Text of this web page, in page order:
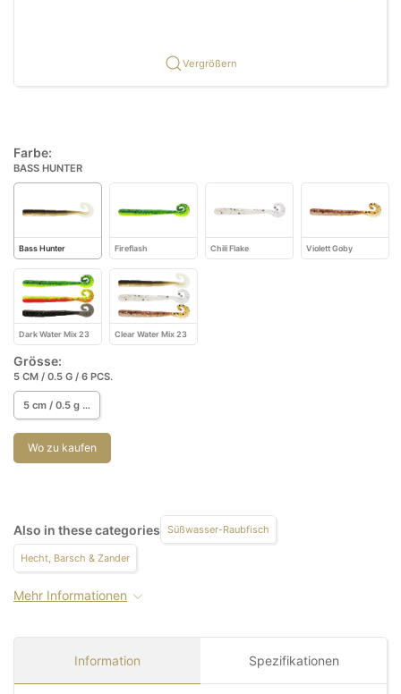
Vergrößern
Farbe:
BASS HUNTER
Bass Hunter Fireflash Chili Flake Violett Goby
Dark Water Mix 23 Clear Water Mix 23
Grösse:
5 CM / 0.5 G / 6 PCS.
5 cm / 0.5 g / 6 pcs.
Wo zu kaufen
Also in these categories Süßwasser-Raubfisch
Hecht, Barsch & Zander
Mehr Informationen
Information Spezifikationen